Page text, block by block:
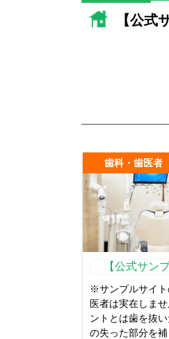
【公式
歯科・歯医者
【公式サン
※サンプルサイ
医者は実在しま
ントとは歯を抜
の失った部分を